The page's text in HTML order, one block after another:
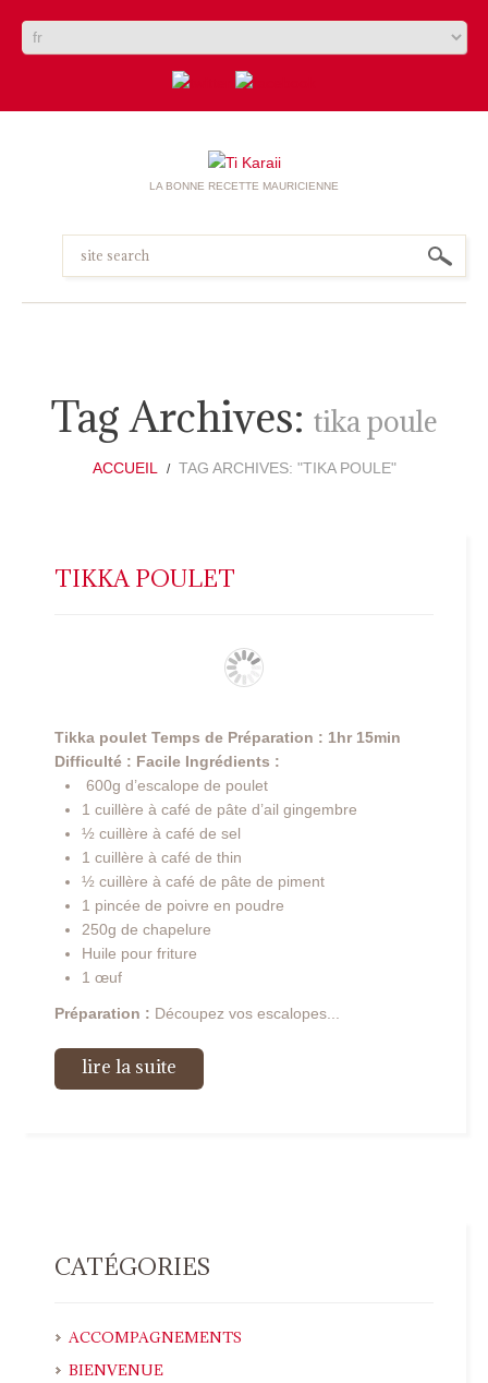
LA BONNE RECETTE MAURICIENNE
Tag Archives: tika poule
ACCUEIL TAG ARCHIVES: "TIKA POULE"
TIKKA POULET
Tikka poulet Temps de Préparation : 1hr 15min
Difficulté : Facile Ingrédients :
600g d’escalope de poulet
1 cuillère à café de pâte d’ail gingembre
½ cuillère à café de sel
1 cuillère à café de thin
½ cuillère à café de pâte de piment
1 pincée de poivre en poudre
250g de chapelure
Huile pour friture
1 œuf
Préparation : Découpez vos escalopes...
lire la suite
CATÉGORIES
ACCOMPAGNEMENTS
BIENVENUE